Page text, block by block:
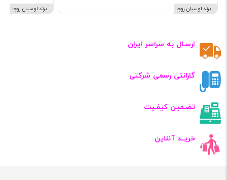
برند لوسیان روچا برند لوسیان روچا
ارسـال به سراسر ایران
گارانتی رسمی شرکتی
تضـمین کیفـیت
خریــد آنلاین